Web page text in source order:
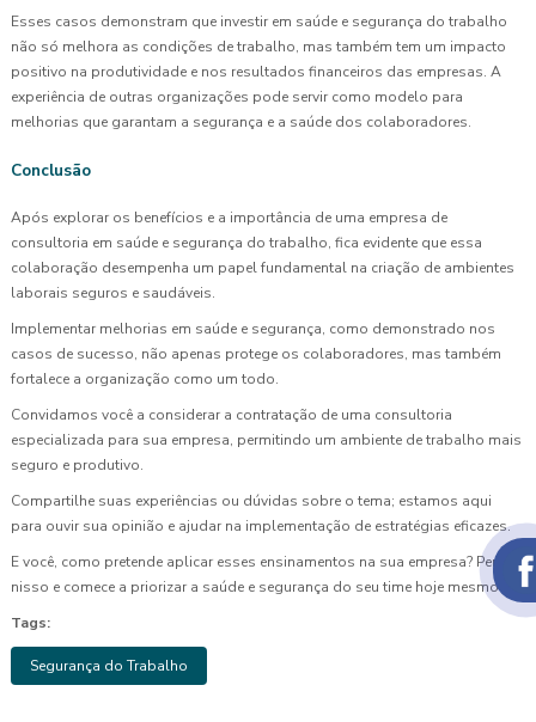
Esses casos demonstram que investir em saúde e segurança do trabalho
não só melhora as condições de trabalho, mas também tem um impacto
positivo na produtividade e nos resultados financeiros das empresas. A
experiência de outras organizações pode servir como modelo para
melhorias que garantam a segurança e a saúde dos colaboradores.
Conclusão
Após explorar os benefícios e a importância de uma empresa de
consultoria em saúde e segurança do trabalho, fica evidente que essa
colaboração desempenha um papel fundamental na criação de ambientes
laborais seguros e saudáveis.
Implementar melhorias em saúde e segurança, como demonstrado nos
casos de sucesso, não apenas protege os colaboradores, mas também
fortalece a organização como um todo.
Convidamos você a considerar a contratação de uma consultoria
especializada para sua empresa, permitindo um ambiente de trabalho mais
seguro e produtivo.
Compartilhe suas experiências ou dúvidas sobre o tema; estamos aqui
para ouvir sua opinião e ajudar na implementação de estratégias eficazes.
E você, como pretende aplicar esses ensinamentos na sua empresa? Pense
nisso e comece a priorizar a saúde e segurança do seu time hoje mesmo!
Tags:
Segurança do Trabalho